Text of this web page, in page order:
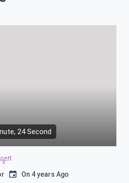
24 Second
On 4 years Ago